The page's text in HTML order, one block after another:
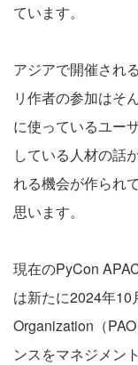
ています。
アジアで開催され
リ作者の参加はそ
に使っているユー
している人材の話
れる機会が作られ
思います。
現在のPyCon
は新たに2024年
Organization（
ンスをマネジメン